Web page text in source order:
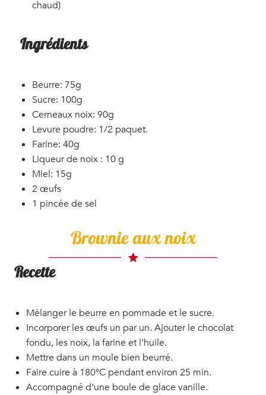
chaud)
Ingrédients
Beurre: 75g
Sucre: 100g
Cerneaux noix: 90g
Levure poudre: 1/2 paquet.
Farine: 40g
Liqueur de noix : 10 g
Miel: 15g
2 œufs
1 pincée de sel
Brownie aux noix
Recette
Mélanger le beurre en pommade et le sucre.
Incorporer les œufs un par un. Ajouter le chocolat
fondu, les noix, la farine et l’huile.
Mettre dans un moule bien beurré.
Faire cuire à 180°C pendant environ 25 min.
Accompagné d’une boule de glace vanille.